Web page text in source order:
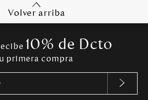
Volver arriba
10% de Dcto
primera compra